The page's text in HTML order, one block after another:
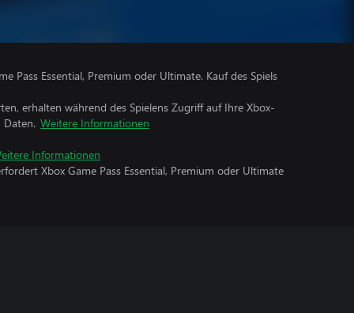
Pass Essential, Premium oder Ultimate. Kauf des Spiels
erhalten während des Spielens Zugriff auf Ihre Xbox-
Weitere Informationen
Informationen
Xbox Game Pass Essential, Premium oder Ultimate